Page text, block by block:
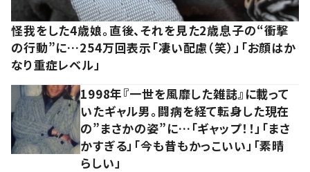
怪我をした4歳娘。直後、それを見た2歳息子の“衝撃
の行動”に…254万回表示「凄い配慮（笑）」「お顔はか
なり重症レベル」
1998年『一世を風靡した雑誌』に載って
いたギャル男。闘病を経て転身した現在
の”まさかの姿”に…「ギャップ！！」「まさ
かすぎる」「今も昔もかっこいい」「素晴
らしい」